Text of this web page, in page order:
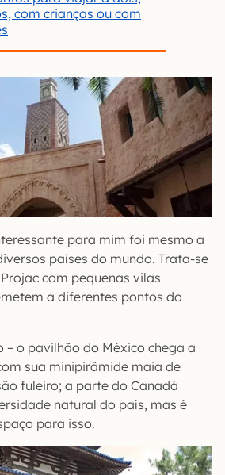
com crianças ou com
para mim foi mesmo a
países do mundo. Trata-se
com pequenas vilas
a diferentes pontos do
– o pavilhão do México chega a
sua minipirâmide maia de
fuleiro; a parte do Canadá
natural do país, mas é
para isso.